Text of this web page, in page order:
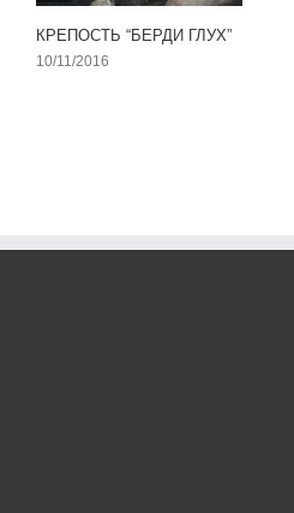
КРЕПОСТЬ “БЕРДИ ГЛУХ”
10/11/2016